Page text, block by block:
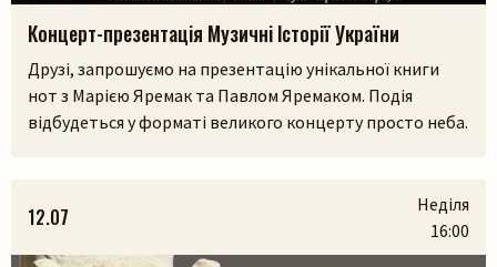
Концерт-презентація Музичні Історії України
Друзі, запрошуємо на презентацію унікальної книги
нот з Марією Яремак та Павлом Яремаком. Подія
відбудеться у форматі великого концерту просто неба.
народилися з українських легенд, природи та музики.
На вас чекають:– презентація книги разом з авторами
Марією Яремак та Павлом Яремаком.– […]
12.07
Неділя
16:00